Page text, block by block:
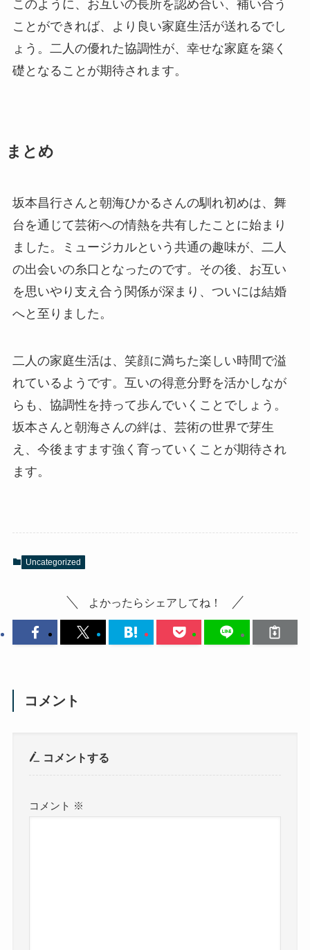
このように、お互いの長所を認め合い、補い合う
ことができれば、より良い家庭生活が送れるでし
ょう。二人の優れた協調性が、幸せな家庭を築く
礎となることが期待されます。
まとめ
坂本昌行さんと朝海ひかるさんの馴れ初めは、舞
台を通じて芸術への情熱を共有したことに始まり
ました。ミュージカルという共通の趣味が、二人
の出会いの糸口となったのです。その後、お互い
を思いやり支え合う関係が深まり、ついには結婚
へと至りました。
二人の家庭生活は、笑顔に満ちた楽しい時間で溢
れているようです。互いの得意分野を活かしなが
らも、協調性を持って歩んでいくことでしょう。
坂本さんと朝海さんの絆は、芸術の世界で芽生
え、今後ますます強く育っていくことが期待され
ます。
Uncategorized
よかったらシェアしてね！
コメント
コメントする
コメント ※